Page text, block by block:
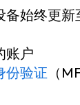
备始终更新
账户
份验证 （